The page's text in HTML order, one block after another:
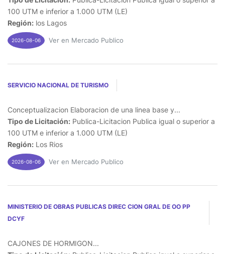
100 UTM e inferior a 1.000 UTM (LE)
Región: los Lagos
2026-08-06 Ver en Mercado Publico
SERVICIO NACIONAL DE TURISMO
Conceptualizacion Elaboracion de una linea base y...
Tipo de Licitación: Publica-Licitacion Publica igual o superior a
100 UTM e inferior a 1.000 UTM (LE)
Región: Los Rios
2026-08-06 Ver en Mercado Publico
MINISTERIO DE OBRAS PUBLICAS DIREC CION GRAL DE OO PP
DCYF
CAJONES DE HORMIGON...